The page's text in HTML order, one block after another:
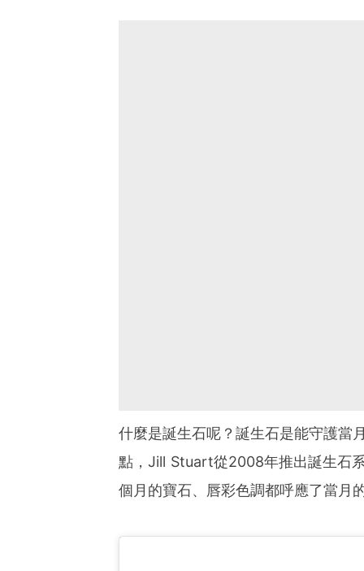
什麼是誕生石呢？誕生石是能守護當
點， Jill Stuart從2008年推出誕生石
個月的寶石、唇彩色調都呼應了當月